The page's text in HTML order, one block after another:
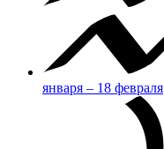
января – 18 февраля